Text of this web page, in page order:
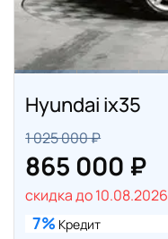
Hyundai ix35
1 025 000 ₽
865 000 ₽
скидка до 10.08.2026
7% Кредит